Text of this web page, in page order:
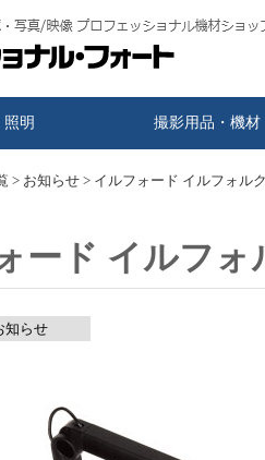
照明 撮影用品・機材
> お知らせ > イルフォード イルフォル
ード イルフォ
知らせ